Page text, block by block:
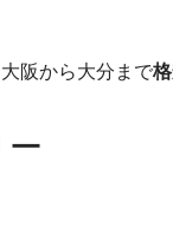
阪から大分まで
ー